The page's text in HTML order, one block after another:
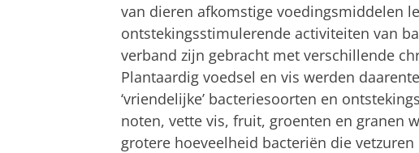
van dieren afkomstige voedingsmiddelen
ontstekingsstimulerende activiteiten van
verband zijn gebracht met verschillende
Plantaardig voedsel en vis werden
‘vriendelijke’ bacteriesoorten en
noten, vette vis, fruit, groenten en granen
grotere hoeveelheid bacteriën die